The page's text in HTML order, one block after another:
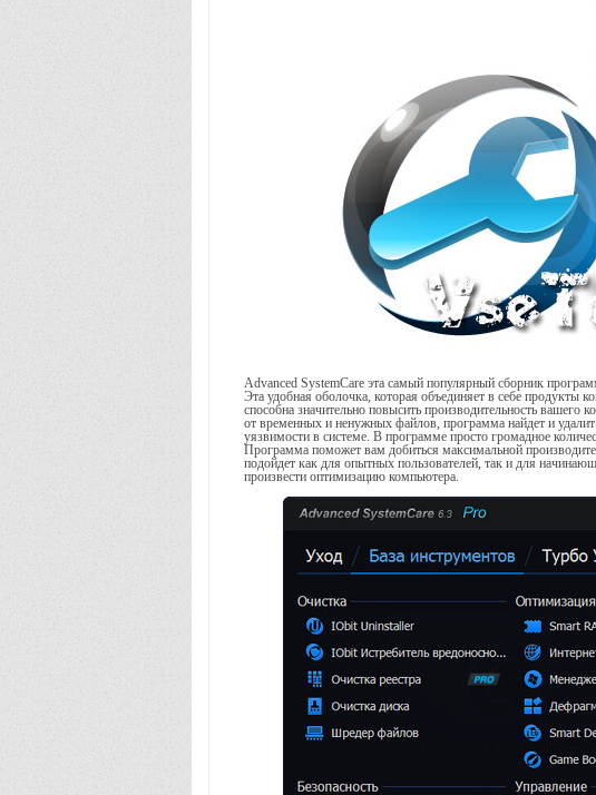
Advanced SystemCare эта самый популярный сборник
Эта удобная оболочка, которая объединяет в себе
способна значительно повысить производительность
от временных и ненужных файлов, программа найдет и
уязвимости в системе. В программе просто громадное
Программа поможет вам добиться максимальной
подойдет как для опытных пользователей, так и для
произвести оптимизацию компьютера.